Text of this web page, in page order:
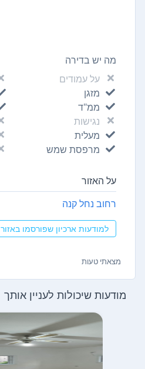
מה יש בדירה
על עמודים
מזגן
ממ"ד
נגישות
מעלית
מרפסת שמש
על האזור
רחוב נחל קנה
למודעות ארכיון שפורסמו באזור
מצאתי טעות
מודעות שיכולות לעניין אותך